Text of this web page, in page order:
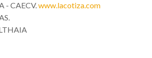
- CAECV.www.lacotiza.com